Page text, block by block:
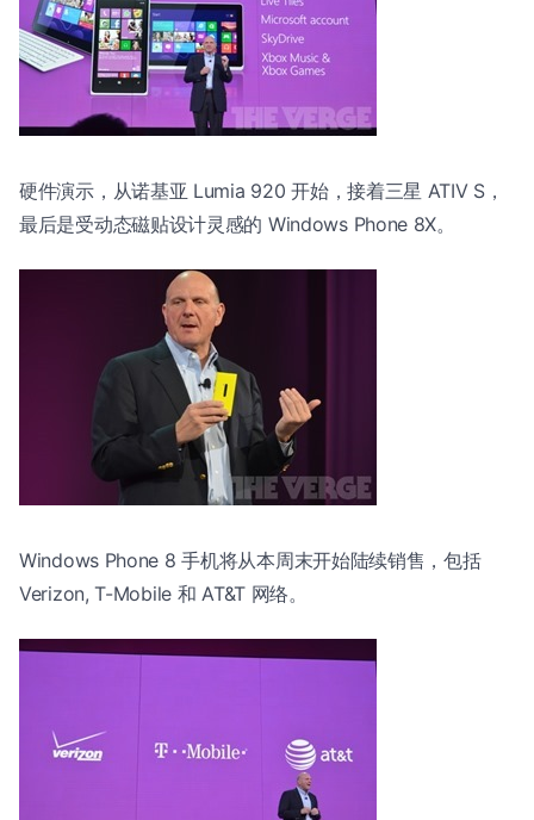
硬件演示，从诺基亚 Lumia 920 开始，接着三星 ATIV S，
最后是受动态磁贴设计灵感的 Windows Phone 8X。
Windows Phone 8 手机将从本周末开始陆续销售，包括
Verizon, T-Mobile 和 AT&T 网络。